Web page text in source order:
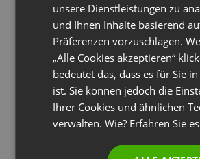
So entfernen Sie ein Hindernis,
Webinar-Teilnehmeranzahl zu
Januar 8, 2023
unsere Dienstleistungen zu
und Ihnen Inhalte basierend
Präferenzen vorzuschlagen.
„Alle Cookies akzeptieren“
bedeutet das, dass es für Sie
ist. Sie können jedoch die
Ihrer Cookies und ähnlichen
verwalten. Wie? Erfahren Sie es